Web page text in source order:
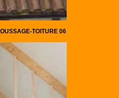
TOITURE 06